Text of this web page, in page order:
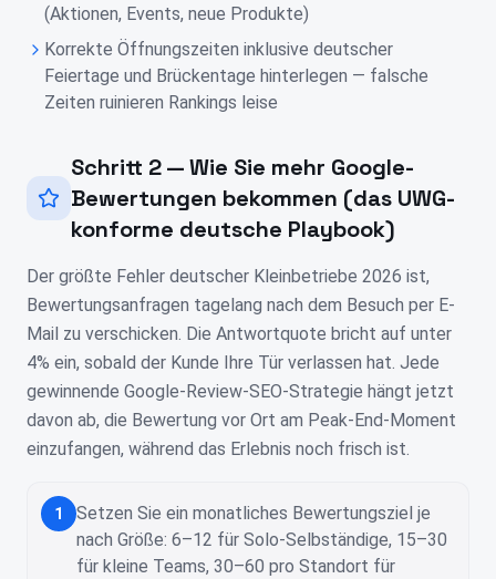
(Aktionen, Events, neue Produkte)
Korrekte Öffnungszeiten inklusive deutscher
Feiertage und Brückentage hinterlegen — falsche
Zeiten ruinieren Rankings leise
Schritt 2 — Wie Sie mehr Google-
Bewertungen bekommen (das UWG-
konforme deutsche Playbook)
Der größte Fehler deutscher Kleinbetriebe 2026 ist,
Bewertungsanfragen tagelang nach dem Besuch per E-
Mail zu verschicken. Die Antwortquote bricht auf unter
4% ein, sobald der Kunde Ihre Tür verlassen hat. Jede
gewinnende Google-Review-SEO-Strategie hängt jetzt
davon ab, die Bewertung vor Ort am Peak-End-Moment
einzufangen, während das Erlebnis noch frisch ist.
1
Setzen Sie ein monatliches Bewertungsziel je
nach Größe: 6–12 für Solo-Selbständige, 15–30
für kleine Teams, 30–60 pro Standort für